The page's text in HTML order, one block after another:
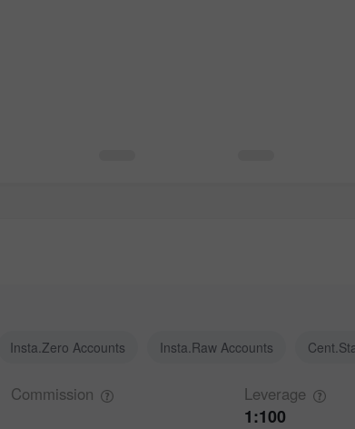
Insta.Zero Accounts Insta.Raw Accounts
Commission Leverage
1:100